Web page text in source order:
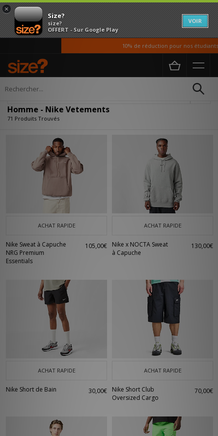
×
Size?
size?
OFFERT - Sur Google Play
VOIR
10% de réduction pour nos étudiants
Accueil Homme
Homme - Nike Vetements
71 Produits Trouvés
ACHAT RAPIDE
Nike Sweat à Capuche
NRG Premium
Essentials
105,00€
ACHAT RAPIDE
Nike x NOCTA Sweat
à Capuche
130,00€
ACHAT RAPIDE
Nike Short de Bain 30,00€
ACHAT RAPIDE
Nike Short Club
Oversized Cargo
70,00€